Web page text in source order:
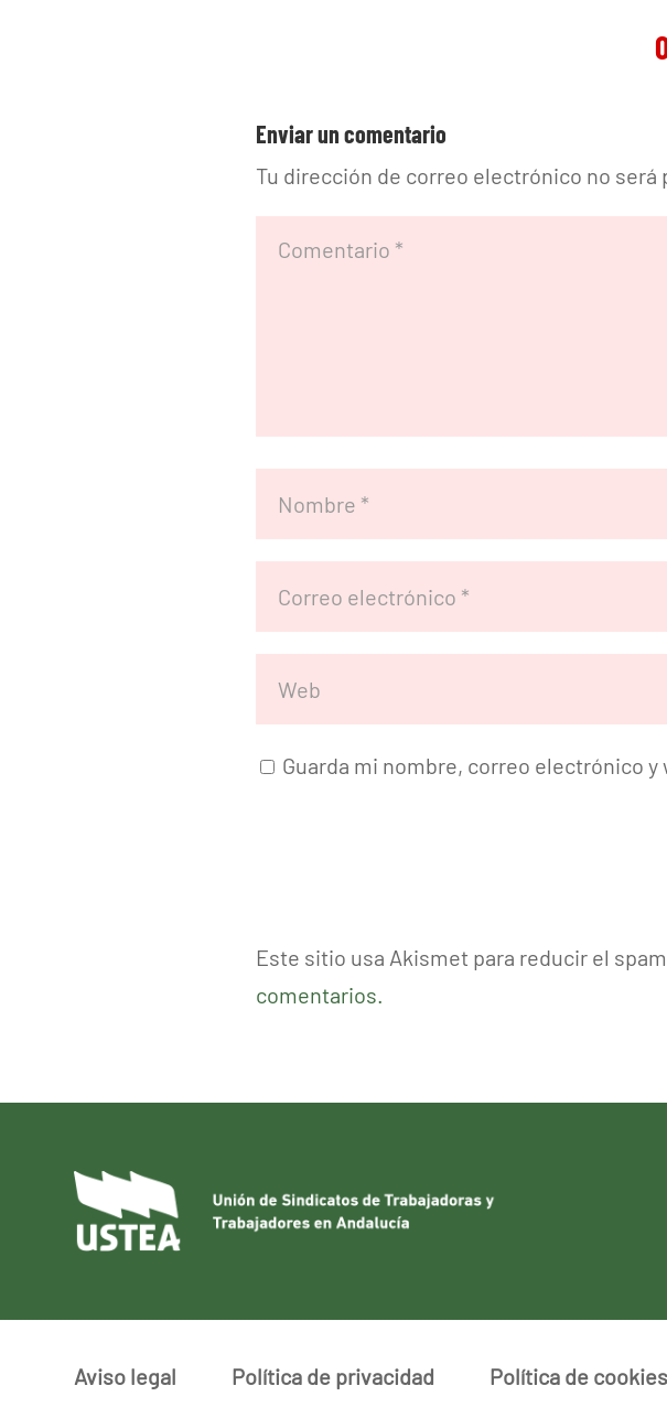
Enviar un comentario
Tu dirección de correo electrónico no será
Guarda mi nombre, correo electrónico
Este sitio usa Akismet para reducir el
comentarios.
Aviso legal Política de privacidad Política de cookies